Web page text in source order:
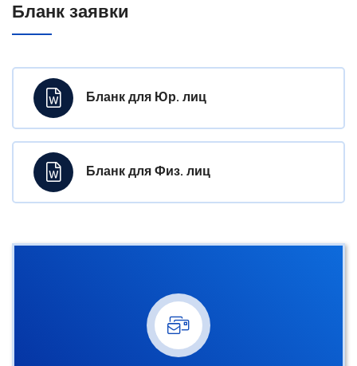
Бланк заявки
Бланк для Юр. лиц
Бланк для Физ. лиц